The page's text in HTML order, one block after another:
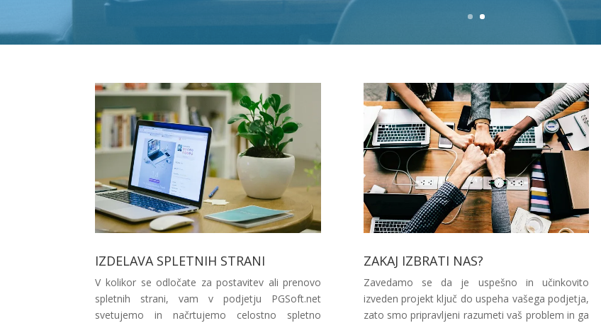
IZDELAVA SPLETNIH STRANI
V kolikor se odločate za postavitev ali prenovo
spletnih strani, vam v podjetju PGSoft.net
svetujemo in načrtujemo celostno spletno
ZAKAJ IZBRATI NAS?
Zavedamo se da je uspešno in učinkovito
izveden projekt ključ do uspeha vašega podjetja,
zato smo pripravljeni razumeti vaš problem in ga